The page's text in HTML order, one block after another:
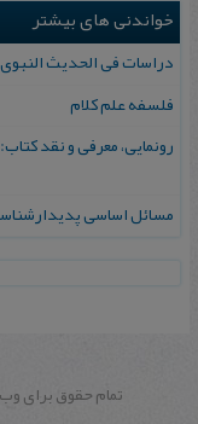
خواندنی های بیشتر
دراسات فی الحدیث النبوی
فلسفه علم کلام
رونمایی، معرفی و نقد
مسائل اساسی
تمام حقوق برای